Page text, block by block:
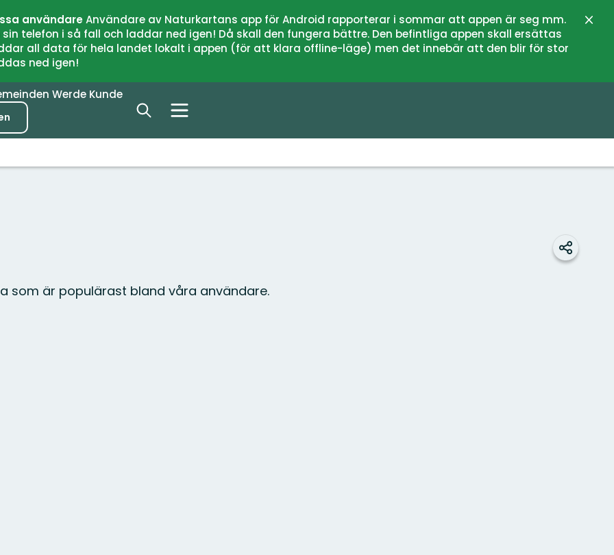
användareAnvändare av Naturkartans app för Android rapporterar i sommar att appen är seg mm.
telefon i så fall och laddar ned igen! Då skall den fungera bättre. Den befintliga appen skall ersättas
all data för hela landet lokalt i appen (för att klara offline-läge) men det innebär att den blir för stor
ned igen!
Werde Kunde
som är populärast bland våra användare.
Teilen